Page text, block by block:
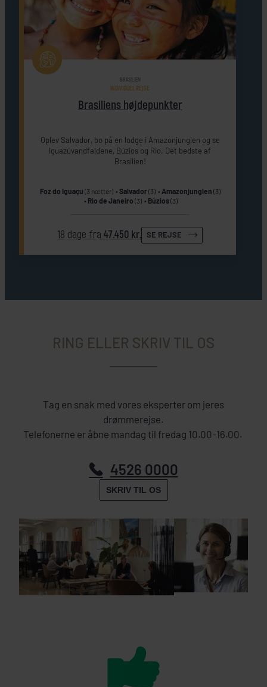
Brasiliens højdepunkter
BRASILIEN
INDIVIDUEL REJSE
Oplev Salvador, bo på en lodge i Amazonjunglen og se
Iguazúvandfaldene, Búzios og Rio. Det bedste af
Brasilien!
Foz do Iguaçu (3 nætter) Salvador (3) Amazonjunglen (3)
Rio de Janeiro (3) Búzios(3)
18 dage fra47.450 kr. SE REJSE
RING ELLER SKRIV TIL OS
Tag en snak med vores eksperter om jeres
drømmerejse.
Telefonerne er åbne mandag til fredag 10.00-16.00.
4526 0000
SKRIV TIL OS